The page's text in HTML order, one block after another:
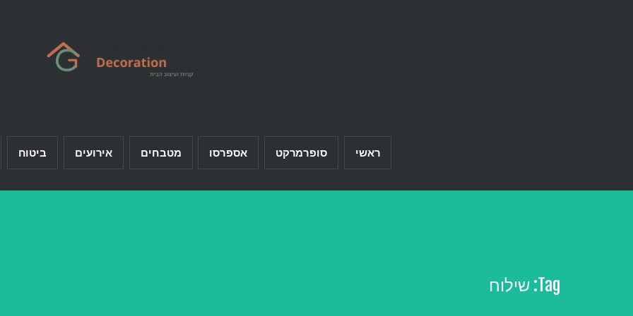
ראשי סופרמרקט אספרסו מטבחים אירועים ביטוח
Tag: שילוח